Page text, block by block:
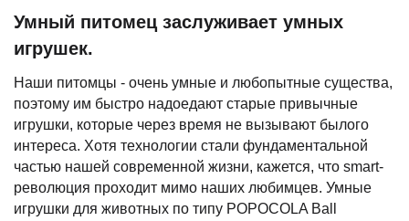
Умный питомец заслуживает умных
игрушек.
Наши питомцы - очень умные и любопытные существа,
поэтому им быстро надоедают старые привычные
игрушки, которые через время не вызывают былого
интереса. Хотя технологии стали фундаментальной
частью нашей современной жизни, кажется, что smart-
революция проходит мимо наших любимцев. Умные
игрушки для животных по типу POPOCOLA Ball